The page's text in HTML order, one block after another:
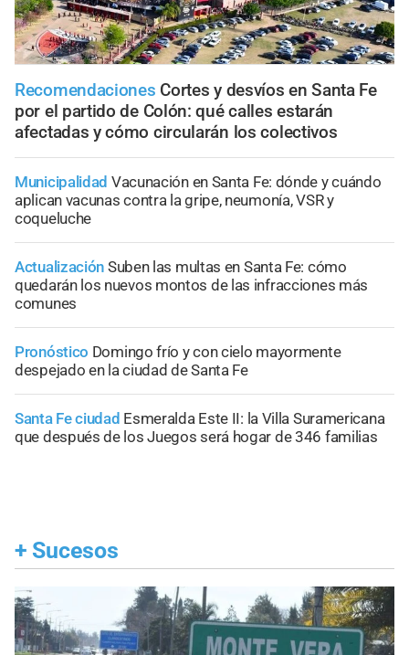
Recomendaciones Cortes y desvíos en Santa Fe
por el partido de Colón: qué calles estarán
afectadas y cómo circularán los colectivos
Municipalidad Vacunación en Santa Fe: dónde y cuándo
aplican vacunas contra la gripe, neumonía, VSR y
coqueluche
Actualización Suben las multas en Santa Fe: cómo
quedarán los nuevos montos de las infracciones más
comunes
Pronóstico Domingo frío y con cielo mayormente
despejado en la ciudad de Santa Fe
Santa Fe ciudad Esmeralda Este II: la Villa Suramericana
que después de los Juegos será hogar de 346 familias
+ Sucesos